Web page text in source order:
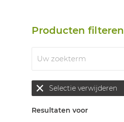
Producten filteren
Selectie verwijderen
Resultaten voor